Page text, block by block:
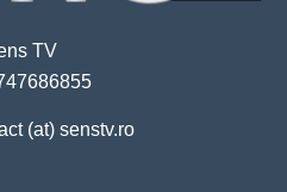
TV
(at) senstv.ro